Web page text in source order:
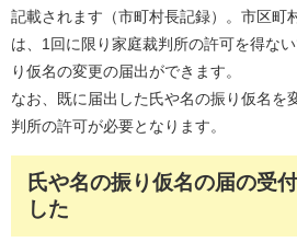
記載されます（市町村長記録）。市区町
は、1回に限り家庭裁判所の許可を得な
り仮名の変更の届出ができます。
なお、既に届出した氏や名の振り仮名を
判所の許可が必要となります。
氏や名の振り仮名の届の受
した